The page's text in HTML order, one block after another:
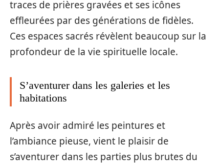
traces de prières gravées et ses icônes
effleurées par des générations de fidèles.
Ces espaces sacrés révèlent beaucoup sur la
profondeur de la vie spirituelle locale.
S’aventurer dans les galeries et les
habitations
Après avoir admiré les peintures et
l’ambiance pieuse, vient le plaisir de
s’aventurer dans les parties plus brutes du